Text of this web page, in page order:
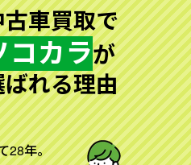
車買取で
コカラが
れる理由
28年。